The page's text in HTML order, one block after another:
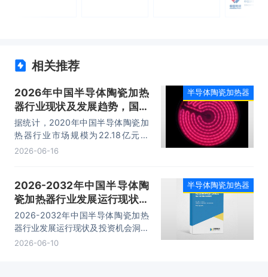
相关推荐
2026年中国半导体陶瓷加热
器行业现状及发展趋势，国产
替代进程加快推进「图」
据统计，2020年中国半导体陶瓷加
热器行业市场规模为22.18亿元，
2025年中国半导体陶瓷加热器行业
2026-06-16
半导体陶瓷加热器
2026-2032年中国半导体陶
瓷加热器行业发展运行现状及
投资机会洞察报告
2026-2032年中国半导体陶瓷加热
器行业发展运行现状及投资机会洞察
报告，主要包括行业竞争格局分析、
2026-06-10
半导体陶瓷加热器